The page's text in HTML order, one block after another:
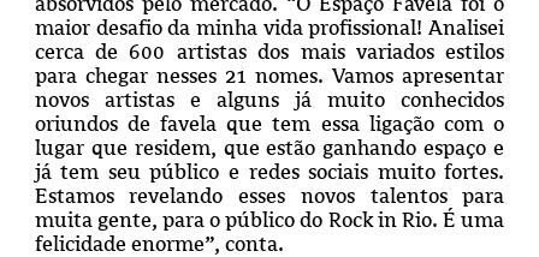
maior desafio da minha vida profissional! Analisei
cerca de 600 artistas dos mais variados estilos
para chegar nesses 21 nomes. Vamos apresentar
novos artistas e alguns já muito conhecidos
oriundos de favela que tem essa ligação com o
lugar que residem, que estão ganhando espaço e
já tem seu público e redes sociais muito fortes.
Estamos revelando esses novos talentos para
muita gente, para o público do Rock in Rio. É uma
felicidade enorme”, conta.